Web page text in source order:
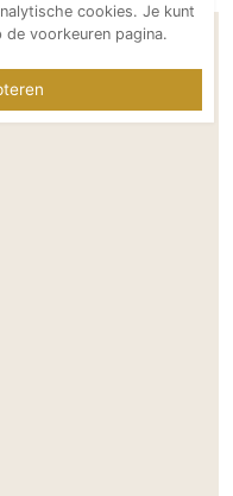
cookies. Je kunt
voorkeuren pagina.